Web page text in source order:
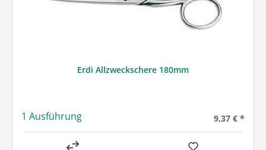
Erdi Allzweckschere 180mm
1 Ausführung Regulärer
9,37 € *